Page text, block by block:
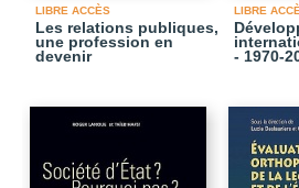
LIBRE ACCÈS
Les relations publiques,
une profession en
devenir
LIBRE
- 1970-